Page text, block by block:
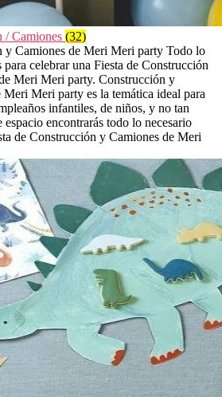
/ Camiones (32)
y Camiones de Meri Meri party Todo lo
para celebrar una Fiesta de Construcción
Meri Meri party. Construcción y
Meri Meri party es la temática ideal para
infantiles, de niños, y no tan
espacio encontrarás todo lo necesario
de Construcción y Camiones de Meri